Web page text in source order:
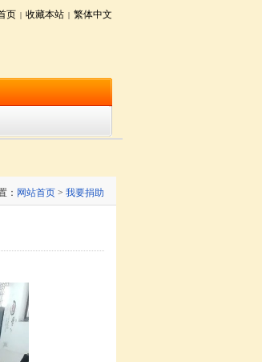
页 | 收藏本站 | 繁体中文
： 网站首页 > 我要捐助